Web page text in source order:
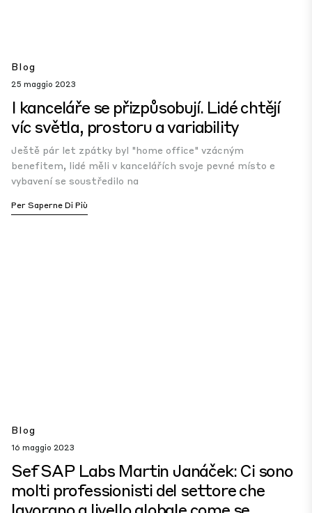
Blog
25 maggio 2023
I kanceláře se přizpůsobují. Lidé chtějí
víc světla, prostoru a variability
Ještě pár let zpátky byl "home office" vzácným
benefitem, lidé měli v kancelářích svoje pevné místo e
vybavení se soustředilo na
Per Saperne Di Più
Blog
16 maggio 2023
Sef SAP Labs Martin Janáček: Ci sono
molti professionisti del settore che